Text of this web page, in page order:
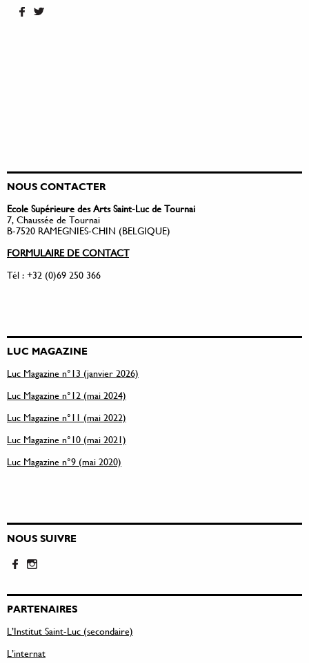
NOUS CONTACTER
Ecole Supérieure des Arts Saint-Luc de Tournai
7, Chaussée de Tournai
B-7520 RAMEGNIES-CHIN (BELGIQUE)
FORMULAIRE DE CONTACT
Tél : +32 (0)69 250 366
LUC MAGAZINE
Luc Magazine n°13 (janvier 2026)
Luc Magazine n°12 (mai 2024)
Luc Magazine n°11 (mai 2022)
Luc Magazine n°10 (mai 2021)
Luc Magazine n°9 (mai 2020)
NOUS SUIVRE
PARTENAIRES
L’Institut Saint-Luc (secondaire)
L’internat